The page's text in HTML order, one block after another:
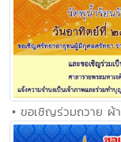
• ขอเชิญร่วมถวาย ผ้